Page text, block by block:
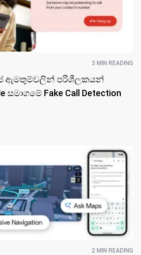
3 MIN READING
ඇමතුම්වලින් පරිශීලකයන්
සමාගමේ Fake Call Detection
2 MIN READING